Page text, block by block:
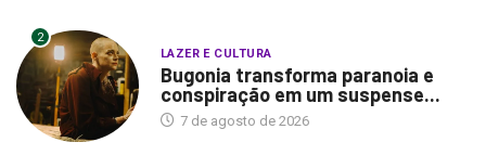
2
LAZER E CULTURA
Bugonia transforma paranoia e
conspiração em um suspense...
7 de agosto de 2026